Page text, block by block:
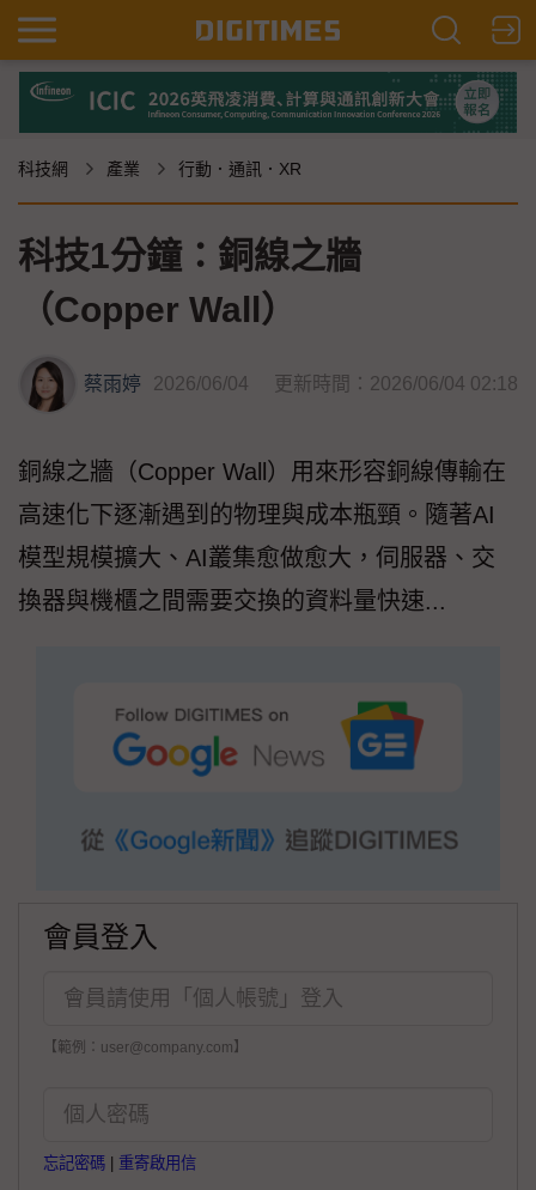
科技網 產業 行動．通訊．XR
科技1分鐘：銅線之牆
（Copper Wall）
蔡雨婷 2026/06/04 更新時間：2026/06/04 02:18
銅線之牆（Copper Wall）用來形容銅線傳輸在
高速化下逐漸遇到的物理與成本瓶頸。隨著AI
模型規模擴大、AI叢集愈做愈大，伺服器、交
換器與機櫃之間需要交換的資料量快速...
會員登入
【範例：user@company.com】
忘記密碼 重寄啟用信